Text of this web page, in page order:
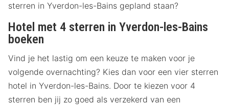
sterren in Yverdon-les-Bains gepland staan?
Hotel met 4 sterren in Yverdon-les-Bains
boeken
Vind je het lastig om een keuze te maken voor je
volgende overnachting? Kies dan voor een vier sterren
hotel in Yverdon-les-Bains. Door te kiezen voor 4
sterren ben jij zo goed als verzekerd van een